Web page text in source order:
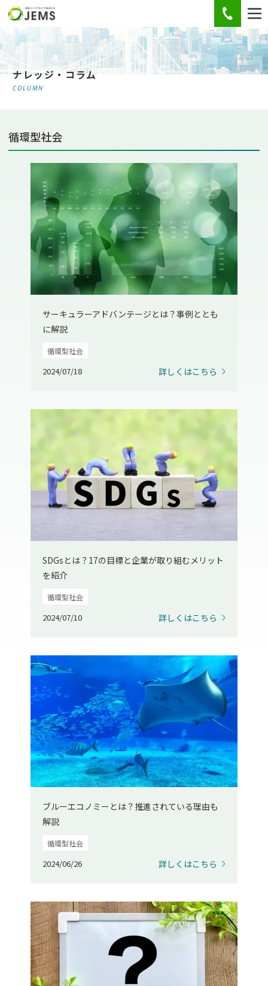
ナレッジ・コラム
COLUMN
循環型社会
サーキュラーアドバンテージとは？事例ととも
に解説
循環型社会
2024/07/18 詳しくはこちら
SDGsとは？17の目標と企業が取り組むメリット
を紹介
循環型社会
2024/07/10 詳しくはこちら
ブルーエコノミーとは？推進されている理由も
解説
循環型社会
2024/06/26 詳しくはこちら